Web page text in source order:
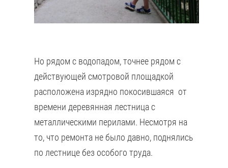
Но рядом с водопадом, точнее рядом с
действующей смотровой площадкой
расположена изрядно покосившаяся от
времени деревянная лестница с
металлическими перилами. Несмотря на
то, что ремонта не было давно, поднялись
по лестнице без особого труда.